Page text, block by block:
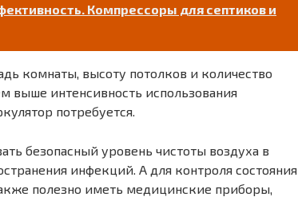
Компрессоры для септиков и
комнаты, высоту потолков и количество
интенсивность использования
потребуется.
безопасный уровень чистоты воздуха в
инфекций. А для контроля состояния
полезно иметь медицинские приборы,